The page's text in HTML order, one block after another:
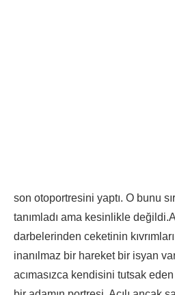
son otoportresini yaptı. O bunu
tanımladı ama kesinlikle
darbelerinden ceketinin
inanılmaz bir hareket bir isyan
acımasızca kendisini tutsak eden